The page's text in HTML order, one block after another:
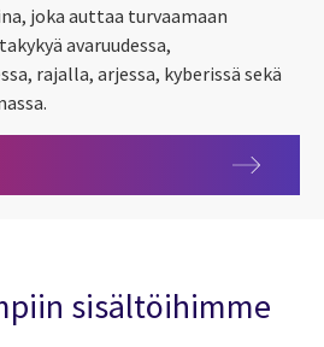
joka auttaa turvaamaan
avaruudessa,
rajalla, arjessa, kyberissä sekä
sisältöihimme